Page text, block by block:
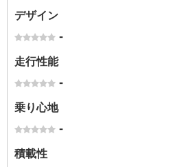
デザイン
-
走行性能
-
乗り心地
-
積載性